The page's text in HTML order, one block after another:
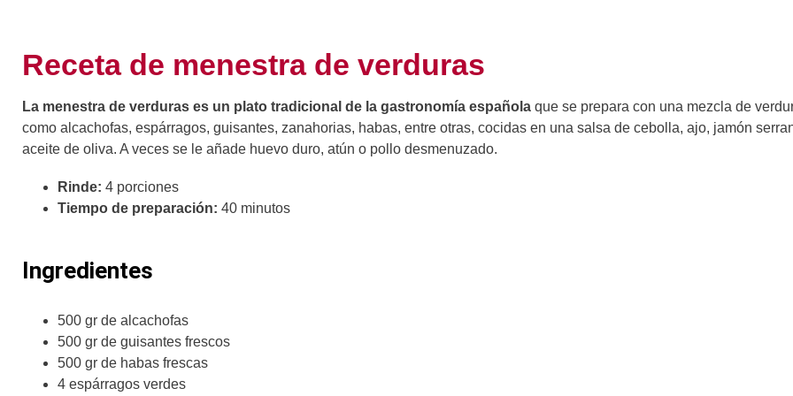
Receta de menestra de verduras
La menestra de verduras es un plato tradicional de la gastronomía española que se prepara con una mezcla de
como alcachofas, espárragos, guisantes, zanahorias, habas, entre otras, cocidas en una salsa de cebolla, ajo, jamón
aceite de oliva. A veces se le añade huevo duro, atún o pollo desmenuzado.
Rinde: 4 porciones
Tiempo de preparación: 40 minutos
Ingredientes
500 gr de alcachofas
500 gr de guisantes frescos
500 gr de habas frescas
4 espárragos verdes